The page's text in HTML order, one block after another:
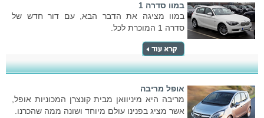
במוו סדרה 1
במוו מציגה את הדבר הבא, עם דור חדש של
סדרה 1 המוכרת לכל.
אופל מריבה
מריבה היא מיניוואן מבית קונצרן המכוניות אופל,
אשר מציג בפנינו עולם מיוחד ושונה ממה שהכרנו.